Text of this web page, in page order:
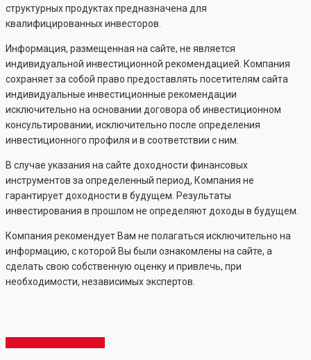
структурных продуктах предназначена для
квалифицированных инвесторов.
Информация, размещенная на сайте, не является
индивидуальной инвестиционной рекомендацией. Компания
сохраняет за собой право предоставлять посетителям сайта
индивидуальные инвестиционные рекомендации
исключительно на основании договора об инвестиционном
консультировании, исключительно после определения
инвестиционного профиля и в соответствии с ним.
В случае указания на сайте доходности финансовых
инструментов за определенный период, Компания не
гарантирует доходности в будущем. Результаты
инвестирования в прошлом не определяют доходы в будущем.
Компания рекомендует Вам не полагаться исключительно на
информацию, с которой Вы были ознакомлены на сайте, а
сделать свою собственную оценку и привлечь, при
необходимости, независимых экспертов.